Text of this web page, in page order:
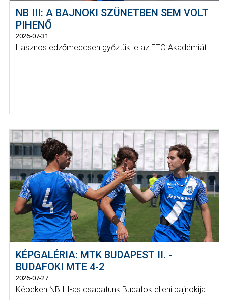
NB III: A BAJNOKI SZÜNETBEN SEM VOLT
PIHENŐ
2026-07-31
Hasznos edzőmeccsen győztük le az ETO Akadémiát.
KÉPGALÉRIA: MTK BUDAPEST II. -
BUDAFOKI MTE 4-2
2026-07-27
Képeken NB III-as csapatunk Budafok elleni bajnokija.